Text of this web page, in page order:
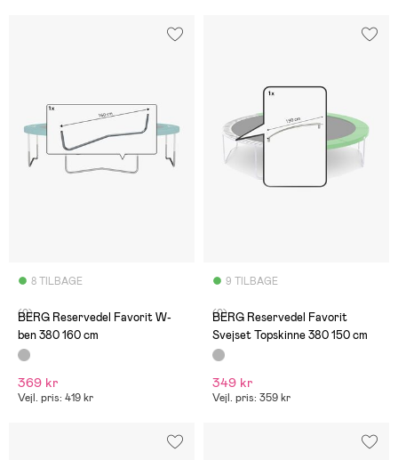
8 TILBAGE
(0)
BERG Reservedel Favorit W-
ben 380 160 cm
369 kr
Vejl. pris: 419 kr
9 TILBAGE
(0)
BERG Reservedel Favorit
Svejset Topskinne 380 150 cm
349 kr
Vejl. pris: 359 kr